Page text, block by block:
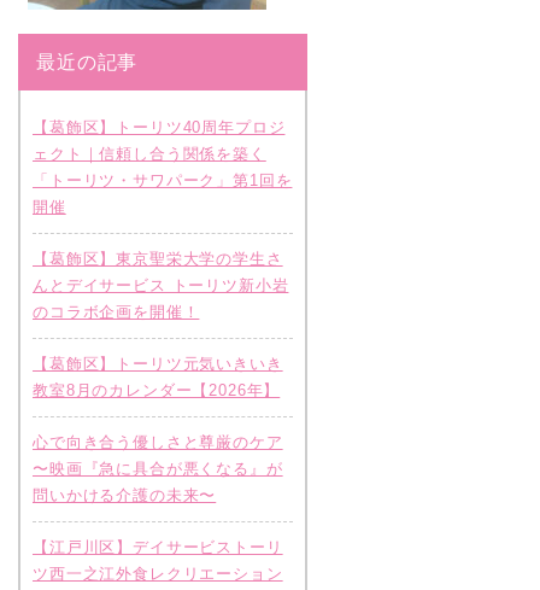
最近の記事
【葛飾区】トーリツ40周年プロジ
ェクト｜信頼し合う関係を築く
「トーリツ・サワパーク」第1回を
開催
【葛飾区】東京聖栄大学の学生さ
んとデイサービス トーリツ新小岩
のコラボ企画を開催！
【葛飾区】トーリツ元気いきいき
教室8月のカレンダー【2026年】
心で向き合う優しさと尊厳のケア
〜映画『急に具合が悪くなる』が
問いかける介護の未来〜
【江戸川区】デイサービストーリ
ツ西一之江外食レクリエーション